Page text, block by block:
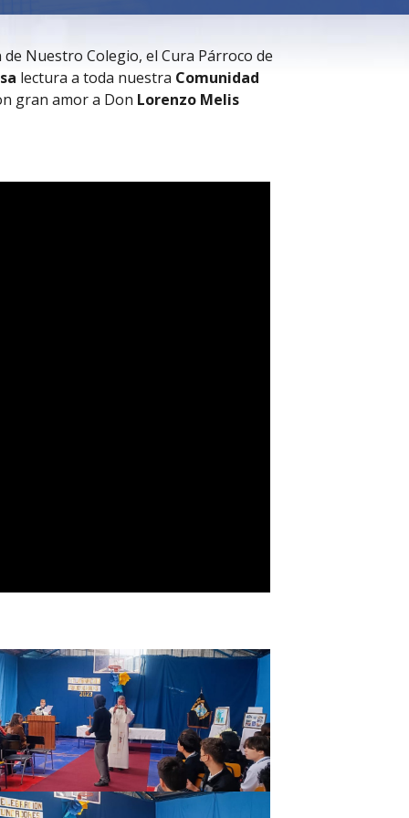
de Nuestro Colegio, el Cura Párroco de
lectura a toda nuestra Comunidad
gran amor a Don Lorenzo Melis